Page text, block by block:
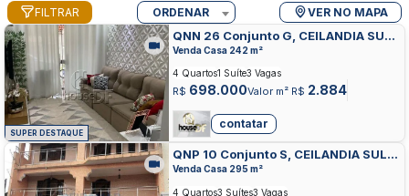
FILTRAR ORDENAR VER NO MAPA
SUPER DESTAQUE
QNN 26 Conjunto G, CEILANDIA SUL,
CEILANDIA
Venda Casa 242 m²
R$ 698.000Valor m² R$ 2.884
4 Quartos1 Suíte3 Vagas
contatar
QNP 10 Conjunto S, CEILANDIA SUL,
CEILANDIA
Venda Casa 295 m²
4 Quartos3 Suítes3 Vagas